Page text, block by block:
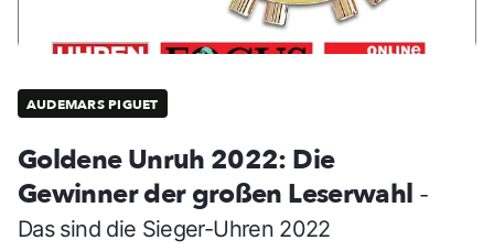
AUDEMARS PIGUET
Goldene Unruh 2022: Die
Gewinner der großen Leserwahl -
Das sind die Sieger-Uhren 2022